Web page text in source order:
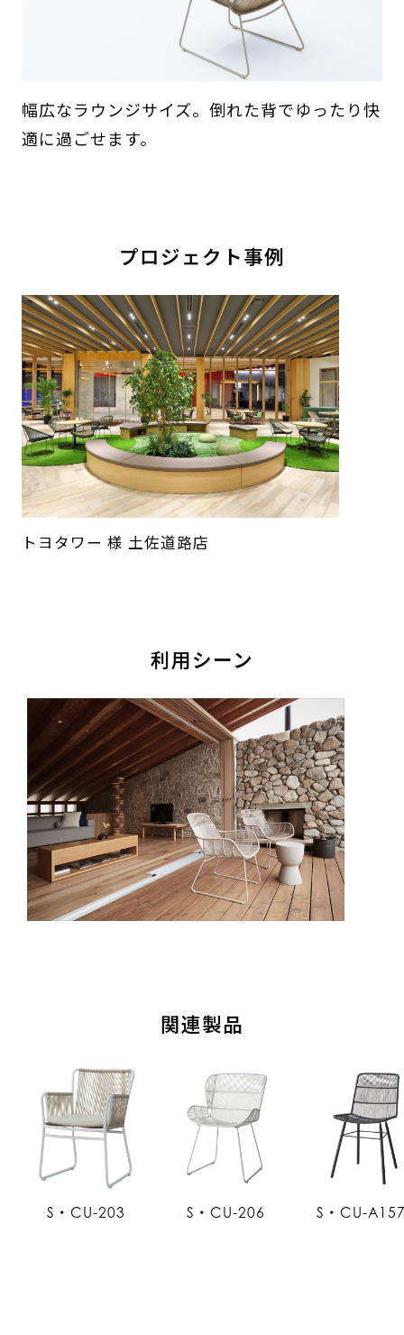
幅広なラウンジサイズ。倒れた背でゆったり快
適に過ごせます。
プロジェクト事例
トヨタワー 様 土佐道路店
利用シーン
関連製品
S・CU-203 S・CU-206 S・CU-